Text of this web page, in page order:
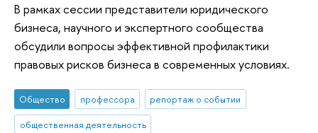
В рамках сессии представители юридического
бизнеса, научного и экспертного сообщества
обсудили вопросы эффективной профилактики
правовых рисков бизнеса в современных условиях.
Общество профессора
репортаж о событии
общественная деятельность